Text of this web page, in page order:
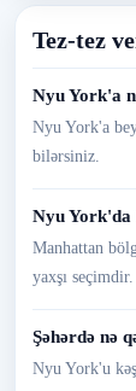
Tez-tez
Nyu York'a
Nyu York'a
bilərsiniz.
Nyu York'da
Manhattan
yaxşı seçimdir.
Şəhərdə nə
Nyu York'u